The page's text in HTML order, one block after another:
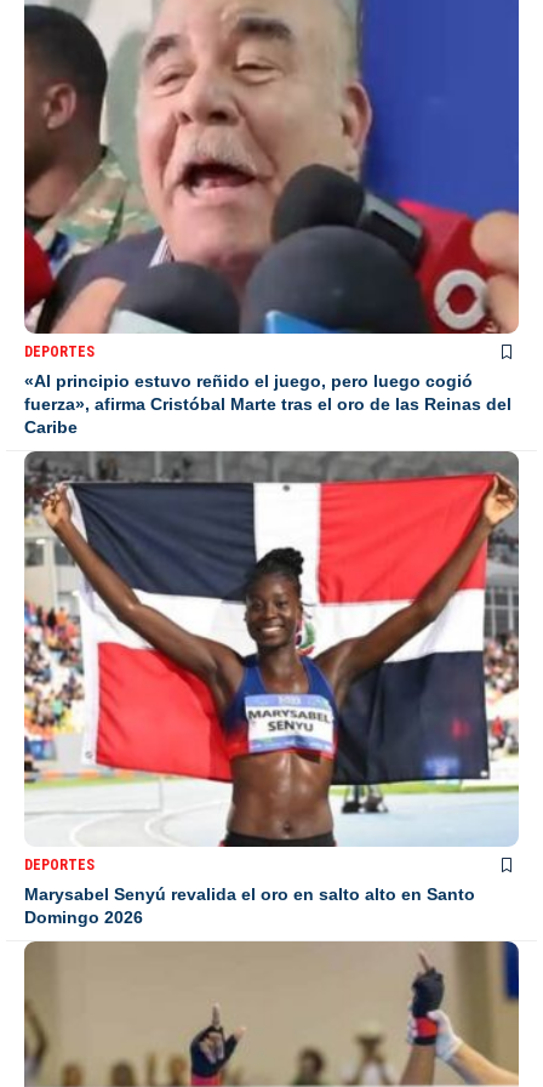
DEPORTES
«Al principio estuvo reñido el juego, pero luego cogió
fuerza», afirma Cristóbal Marte tras el oro de las Reinas del
Caribe
DEPORTES
Marysabel Senyú revalida el oro en salto alto en Santo
Domingo 2026